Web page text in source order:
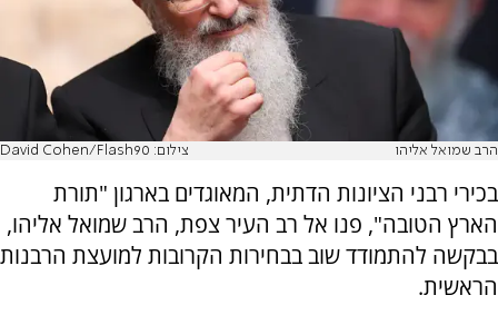
הרב שמואל אליהו צילום: David Cohen/Flash90
בכירי רבני הציונות הדתית, המאוגדים בארגון "תורת
הארץ הטובה", פנו אל רב העיר צפת, הרב שמואל אליהו,
בבקשה להתמודד שוב בבחירות הקרובות למועצת הרבנות
הראשית.